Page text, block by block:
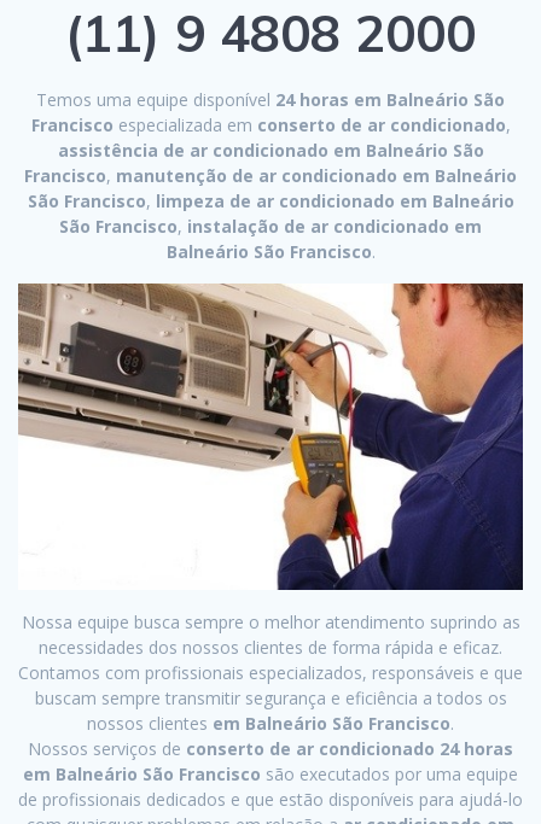
(11) 9 4808 2000
Temos uma equipe disponível 24 horas em Balneário São
Francisco especializada em conserto de ar condicionado,
assistência de ar condicionado em Balneário São
Francisco, manutenção de ar condicionado em Balneário
São Francisco, limpeza de ar condicionado em Balneário
São Francisco, instalação de ar condicionado em
Balneário São Francisco.
Nossa equipe busca sempre o melhor atendimento suprindo as
necessidades dos nossos clientes de forma rápida e eficaz.
Contamos com profissionais especializados, responsáveis e que
buscam sempre transmitir segurança e eficiência a todos os
nossos clientes em Balneário São Francisco.
Nossos serviços de conserto de ar condicionado 24 horas
em Balneário São Francisco são executados por uma equipe
de profissionais dedicados e que estão disponíveis para ajudá-lo